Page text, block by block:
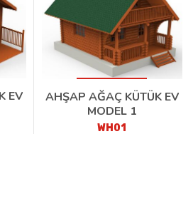
EV
AHŞAP AĞAÇ KÜTÜK EV
MODEL 1
WH01